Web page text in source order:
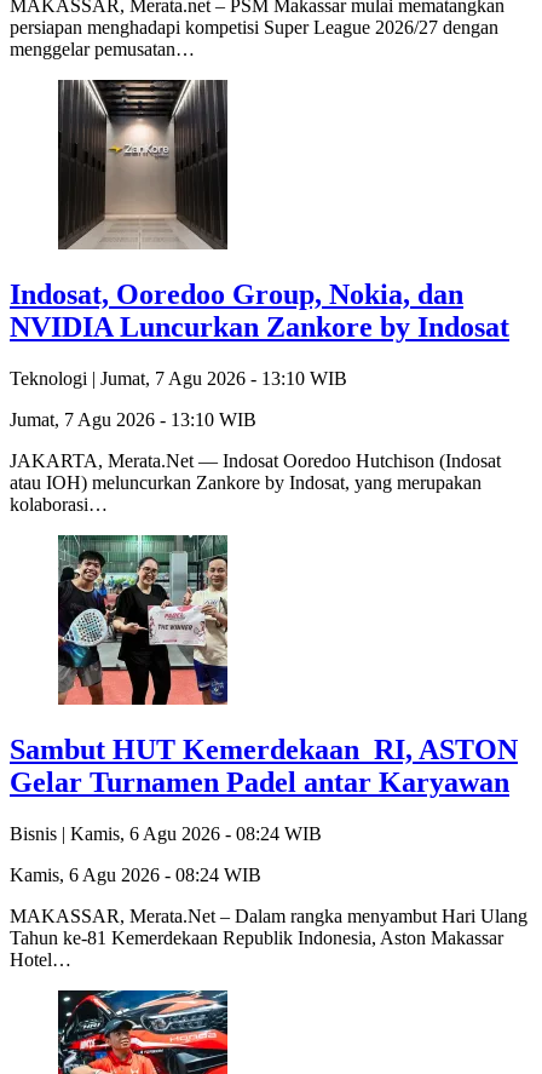
MAKASSAR, Merata.net – PSM Makassar mulai mematangkan
persiapan menghadapi kompetisi Super League 2026/27 dengan
menggelar pemusatan…
Indosat, Ooredoo Group, Nokia, dan
NVIDIA Luncurkan Zankore by Indosat
Teknologi | Jumat, 7 Agu 2026 - 13:10 WIB
Jumat, 7 Agu 2026 - 13:10 WIB
JAKARTA, Merata.Net — Indosat Ooredoo Hutchison (Indosat
atau IOH) meluncurkan Zankore by Indosat, yang merupakan
kolaborasi…
Sambut HUT Kemerdekaan RI, ASTON
Gelar Turnamen Padel antar Karyawan
Bisnis | Kamis, 6 Agu 2026 - 08:24 WIB
Kamis, 6 Agu 2026 - 08:24 WIB
MAKASSAR, Merata.Net – Dalam rangka menyambut Hari Ulang
Tahun ke-81 Kemerdekaan Republik Indonesia, Aston Makassar
Hotel…